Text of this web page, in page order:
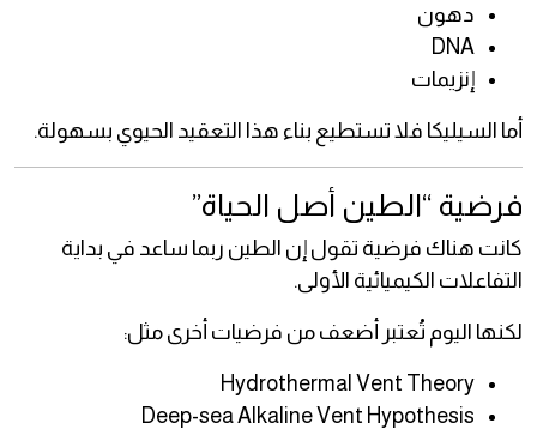
دهون
DNA
إنزيمات
أما السيليكا فلا تستطيع بناء هذا التعقيد الحيوي بسهولة.
فرضية “الطين أصل الحياة”
كانت هناك فرضية تقول إن الطين ربما ساعد في بداية
التفاعلات الكيميائية الأولى.
لكنها اليوم تُعتبر أضعف من فرضيات أخرى مثل:
Hydrothermal Vent Theory
Deep-sea Alkaline Vent Hypothesis